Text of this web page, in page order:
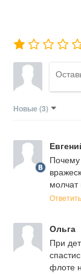
Новые (3)
Почему
молчат
Ответить
Ольга
При
флоте